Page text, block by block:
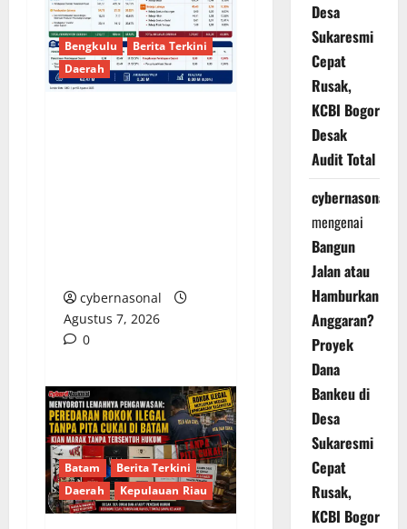
Bengkulu
Berita Terkini
Daerah
cybernasonal
Agustus 7, 2026
0
Batam
Berita Terkini
Daerah
Kepulauan Riau
Desa
Sukaresmi
Cepat
Rusak,
KCBI Bogor
Desak
Audit Total
cybernasonal
mengenai
Bangun
Jalan atau
Hamburkan
Anggaran?
Proyek
Dana
Bankeu di
Desa
Sukaresmi
Cepat
Rusak,
KCBI Bogor